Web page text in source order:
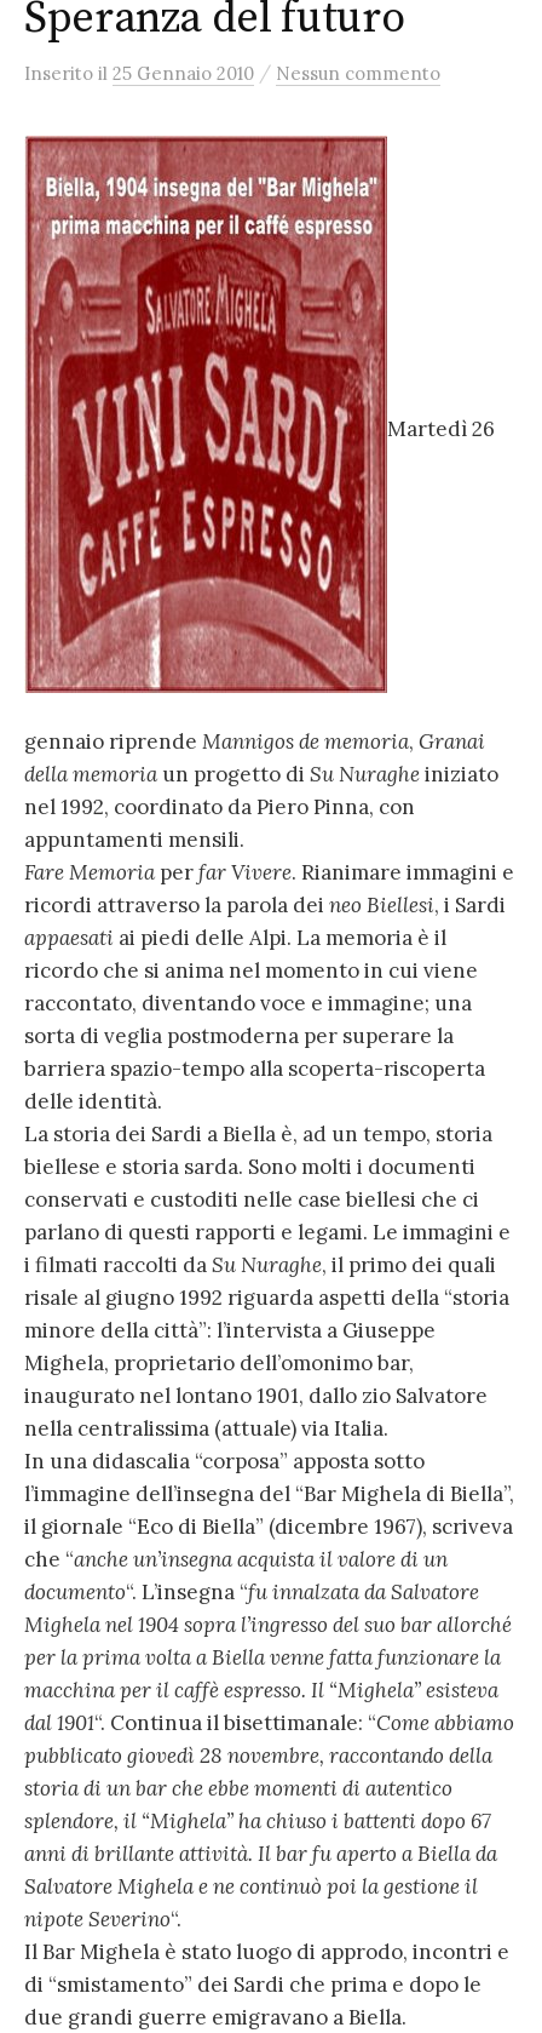
Speranza del futuro
Inserito il 25 Gennaio 2010 / Nessun commento
Martedì 26
gennaio riprende Mannigos de memoria, Granai
della memoria un progetto di Su Nuragheiniziato
nel 1992, coordinato da Piero Pinna, con
appuntamenti mensili.
Fare Memoria perfar Vivere. Rianimare immagini e
ricordi attraverso la parola dei neo Biellesi, i Sardi
appaesati ai piedi delle Alpi. La memoria è il
ricordo che si anima nel momento in cui viene
raccontato, diventando voce e immagine; una
sorta di veglia postmoderna per superare la
barriera spazio-tempo alla scoperta-riscoperta
delle identità.
La storia dei Sardi a Biella è, ad un tempo, storia
biellese e storia sarda. Sono molti i documenti
conservati e custoditi nelle case biellesi che ci
parlano di questi rapporti e legami. Le immagini e
i filmati raccolti daSu Nuraghe, il primo dei quali
risale al giugno 1992 riguarda aspetti della “storia
minore della città”: l’intervista a Giuseppe
Mighela, proprietario dell’omonimo bar,
inaugurato nel lontano 1901, dallo zio Salvatore
nella centralissima (attuale) via Italia.
In una didascalia “corposa” apposta sotto
l’immagine dell’insegna del “Bar Mighela di Biella”,
il giornale “Eco di Biella” (dicembre 1967), scriveva
che “anche un’insegna acquista il valore di un
documento“. L’insegna “fu innalzata da Salvatore
Mighela nel 1904 sopra l’ingresso del suo bar allorché
per la prima volta a Biella venne fatta funzionare la
macchina per il caffè espresso. Il “Mighela” esisteva
dal 1901“. Continua il bisettimanale: “Come abbiamo
pubblicato giovedì 28 novembre, raccontando della
storia di un bar che ebbe momenti di autentico
splendore, il “Mighela” ha chiuso i battenti dopo 67
anni di brillante attività. Il bar fu aperto a Biella da
Salvatore Mighela e ne continuò poi la gestione il
nipote Severino“.
Il Bar Mighela è stato luogo di approdo, incontri e
di “smistamento” dei Sardi che prima e dopo le
due grandi guerre emigravano a Biella.